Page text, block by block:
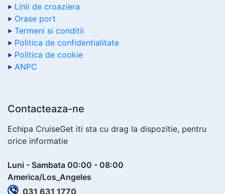
Linii de croaziera
Orase port
Termeni si conditii
Politica de confidentialitate
Politica de cookie
ANPC
Contacteaza-ne
Echipa CruiseGet iti sta cu drag la dispozitie, pentru
orice informatie
Luni - Sambata 00:00 - 08:00
America/Los_Angeles
031 631 1770